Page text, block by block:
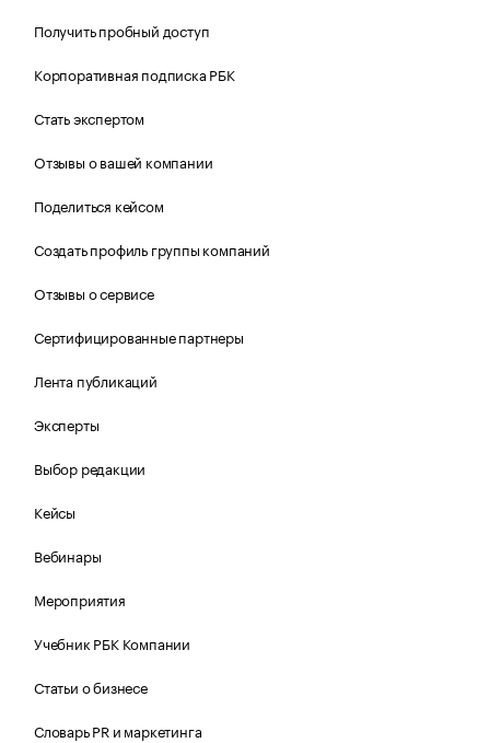
Получить пробный доступ
Корпоративная подписка РБК
Стать экспертом
Отзывы о вашей компании
Поделиться кейсом
Создать профиль группы компаний
Отзывы о сервисе
Сертифицированные партнеры
Лента публикаций
Эксперты
Выбор редакции
Кейсы
Вебинары
Мероприятия
Учебник РБК Компании
Статьи о бизнесе
Словарь PR и маркетинга